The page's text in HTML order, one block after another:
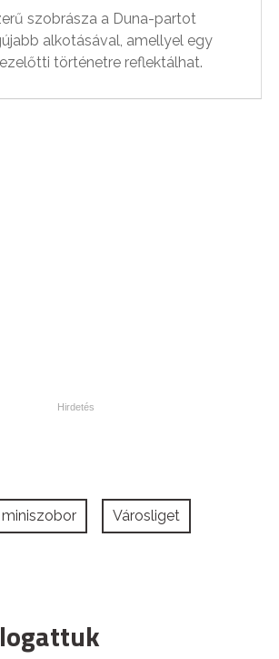
szobrásza a Duna-partot
alkotásával, amellyel egy
történetre reflektálhat.
miniszobor Városliget